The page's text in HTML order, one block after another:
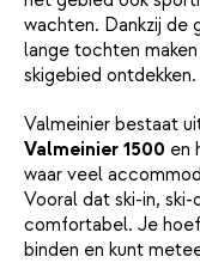
wachten. Dankzij de
lange tochten
skigebied ontdekken.
Valmeinier bestaat
Valmeinier 1500 en
waar veel
Vooral dat ski-in,
comfortabel. Je
binden en kunt